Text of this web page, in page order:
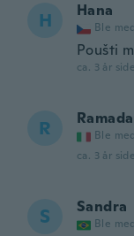
H Hana
Ble
Poušti
ca. 3 år
R Ble
ca. 3 år
S Sandra
Ble